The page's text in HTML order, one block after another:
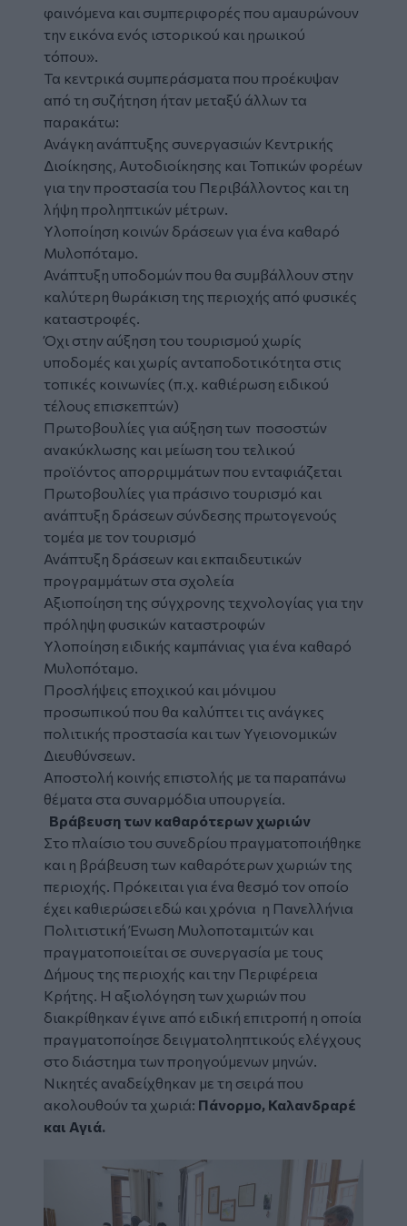
φαινόμενα και συμπεριφορές που αμαυρώνουν
την εικόνα ενός ιστορικού και ηρωικού
τόπου».
Τα κεντρικά συμπεράσματα που προέκυψαν
από τη συζήτηση ήταν μεταξύ άλλων τα
παρακάτω:
Ανάγκη ανάπτυξης συνεργασιών Κεντρικής
Διοίκησης, Αυτοδιοίκησης και Τοπικών φορέων
για την προστασία του Περιβάλλοντος και τη
λήψη προληπτικών μέτρων.
Υλοποίηση κοινών δράσεων για ένα καθαρό
Μυλοπόταμο.
Ανάπτυξη υποδομών που θα συμβάλλουν στην
καλύτερη θωράκιση της περιοχής από φυσικές
καταστροφές.
Όχι στην αύξηση του τουρισμού χωρίς
υποδομές και χωρίς ανταποδοτικότητα στις
τοπικές κοινωνίες (π.χ. καθιέρωση ειδικού
τέλους επισκεπτών)
Πρωτοβουλίες για αύξηση των ποσοστών
ανακύκλωσης και μείωση του τελικού
προϊόντος απορριμμάτων που ενταφιάζεται
Πρωτοβουλίες για πράσινο τουρισμό και
ανάπτυξη δράσεων σύνδεσης πρωτογενούς
τομέα με τον τουρισμό
Ανάπτυξη δράσεων και εκπαιδευτικών
προγραμμάτων στα σχολεία
Αξιοποίηση της σύγχρονης τεχνολογίας για την
πρόληψη φυσικών καταστροφών
Υλοποίηση ειδικής καμπάνιας για ένα καθαρό
Μυλοπόταμο.
Προσλήψεις εποχικού και μόνιμου
προσωπικού που θα καλύπτει τις ανάγκες
πολιτικής προστασία και των Υγειονομικών
Διευθύνσεων.
Αποστολή κοινής επιστολής με τα παραπάνω
θέματα στα συναρμόδια υπουργεία.
Βράβευση των καθαρότερων χωριών
Στο πλαίσιο του συνεδρίου πραγματοποιήθηκε
και η βράβευση των καθαρότερων χωριών της
περιοχής. Πρόκειται για ένα θεσμό τον οποίο
έχει καθιερώσει εδώ και χρόνια η Πανελλήνια
Πολιτιστική Ένωση Μυλοποταμιτών και
πραγματοποιείται σε συνεργασία με τους
Δήμους της περιοχής και την Περιφέρεια
Κρήτης. Η αξιολόγηση των χωριών που
διακρίθηκαν έγινε από ειδική επιτροπή η οποία
πραγματοποίησε δειγματοληπτικούς ελέγχους
στο διάστημα των προηγούμενων μηνών.
Νικητές αναδείχθηκαν με τη σειρά που
ακολουθούν τα χωριά: Πάνορμο, Καλανδραρέ
και Αγιά.